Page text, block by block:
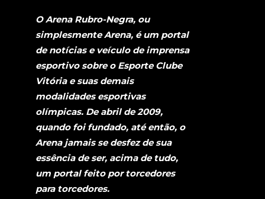
O Arena Rubro-Negra, ou
simplesmente Arena, é um portal
de notícias e veículo de imprensa
esportivo sobre o Esporte Clube
Vitória e suas demais
modalidades esportivas
olímpicas. De abril de 2009,
quando foi fundado, até então, o
Arena jamais se desfez de sua
essência de ser, acima de tudo,
um portal feito por torcedores
para torcedores.